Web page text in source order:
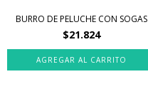
BURRO DE PELUCHE CON SOGAS
$21.824